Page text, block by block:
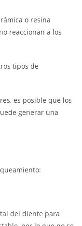
o resina
reaccionan a los
tipos de
es posible que los
generar una
del diente para